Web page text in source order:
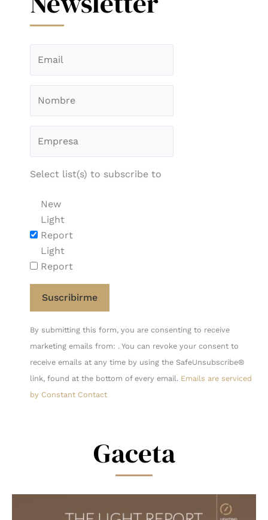
Select list(s) to subscribe to
New
Light
Report
Light
Report
Constant
Contact
Use.
Please
leave
By submitting this form, you are consenting to receive
marketing emails from: . You can revoke your consent to
receive emails at any time by using the SafeUnsubscribe®
link, found at the bottom of every email. Emails are serviced
by Constant Contact
Gaceta